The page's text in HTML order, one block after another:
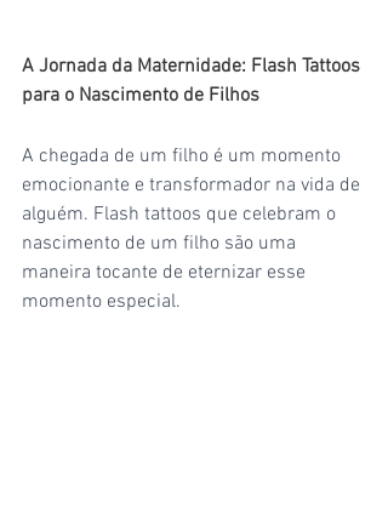
A Jornada da Maternidade: Flash Tattoos
para o Nascimento de Filhos
A chegada de um filho é um momento
emocionante e transformador na vida de
alguém. Flash tattoos que celebram o
nascimento de um filho são uma
maneira tocante de eternizar esse
momento especial.